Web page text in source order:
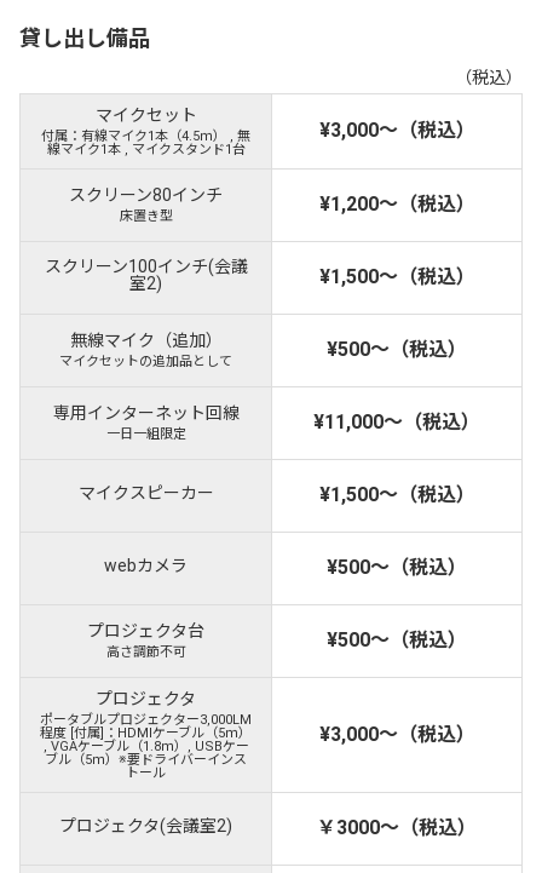
貸し出し備品
（税込）
マイクセット
付属：有線マイク1本（4.5ｍ） , 無
線マイク1本 , マイクスタンド1台
¥3,000～（税込）
スクリーン80インチ
床置き型
¥1,200～（税込）
スクリーン100インチ(会議
室2)
¥1,500～（税込）
無線マイク（追加）
マイクセットの追加品として
¥500～（税込）
専用インターネット回線
一日一組限定
¥11,000～（税込）
マイクスピーカー ¥1,500～（税込）
webカメラ ¥500～（税込）
プロジェクタ台
高さ調節不可
¥500～（税込）
プロジェクタ
ポータブルプロジェクター3,000LM
程度 [付属]：HDMIケーブル（5ｍ）
, VGAケーブル（1.8ｍ）, USBケー
ブル（5ｍ）※要ドライバーインス
トール
¥3,000～（税込）
プロジェクタ(会議室2) ￥3000～（税込）